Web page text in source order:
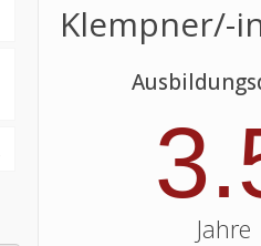
Klempner/-
Jahre